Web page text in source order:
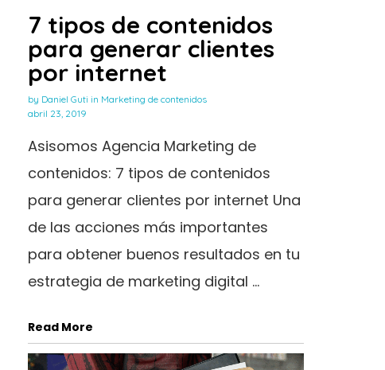
7 tipos de contenidos
para generar clientes
por internet
by Daniel Guti in Marketing de contenidos
abril 23, 2019
Asisomos Agencia Marketing de
contenidos: 7 tipos de contenidos
para generar clientes por internet Una
de las acciones más importantes
para obtener buenos resultados en tu
estrategia de marketing digital ...
Read More